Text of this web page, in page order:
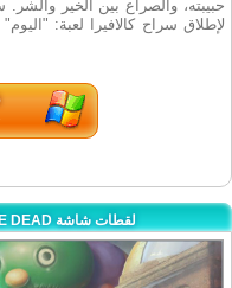
حبيبته، والصراع بين الخير والشر.
لإطلاق سراح كالافيرا لعبة:
CALAVERA: THE DAY OF THE DEAD لقطات شاشة